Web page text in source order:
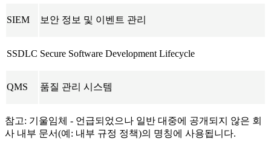
SIEM 보안 정보 및 이벤트 관리
SSDLC Secure Software Development Lifecycle
QMS 품질 관리 시스템
참고: 기울임체 - 언급되었으나 일반 대중에 공개되지 않은 회
사 내부 문서(예: 내부 규정 정책)의 명칭에 사용됩니다.